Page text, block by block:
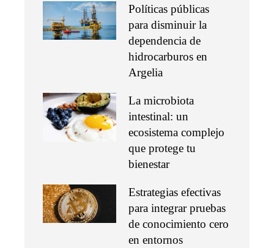
Políticas públicas
para disminuir la
dependencia de
hidrocarburos en
Argelia
La microbiota
intestinal: un
ecosistema complejo
que protege tu
bienestar
Estrategias efectivas
para integrar pruebas
de conocimiento cero
en entornos